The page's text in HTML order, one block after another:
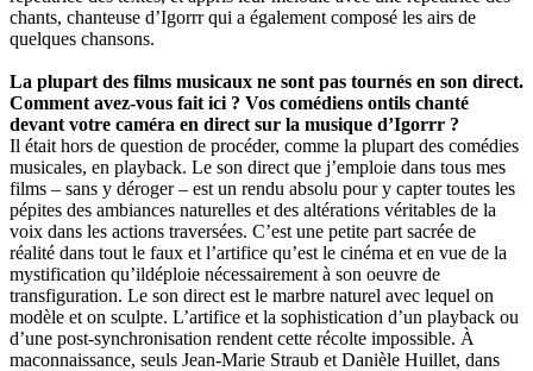
chants, chanteuse d’Igorrr qui a également composé les airs de
quelques chansons.
La plupart des films musicaux ne sont pas tournés en son direct.
Comment avez-vous fait ici ? Vos comédiens ontils chanté
devant votre caméra en direct sur la musique d’Igorrr ?
Il était hors de question de procéder, comme la plupart des comédies
musicales, en playback. Le son direct que j’emploie dans tous mes
films – sans y déroger – est un rendu absolu pour y capter toutes les
pépites des ambiances naturelles et des altérations véritables de la
voix dans les actions traversées. C’est une petite part sacrée de
réalité dans tout le faux et l’artifice qu’est le cinéma et en vue de la
mystification qu’ildéploie nécessairement à son oeuvre de
transfiguration. Le son direct est le marbre naturel avec lequel on
modèle et on sculpte. L’artifice et la sophistication d’un playback ou
d’une post-synchronisation rendent cette récolte impossible. À
maconnaissance, seuls Jean-Marie Straub et Danièle Huillet, dans